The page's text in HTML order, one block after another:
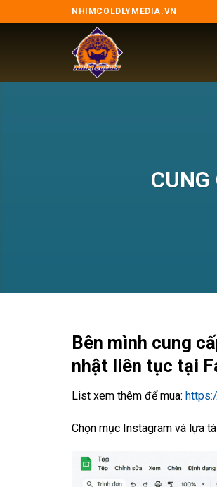
to
NHIMCOLDLYMEDIA.VN
Bên mình cung
nhật liên tục tại
List xem thêm để mua:
Chọn mục Instagram và lựa